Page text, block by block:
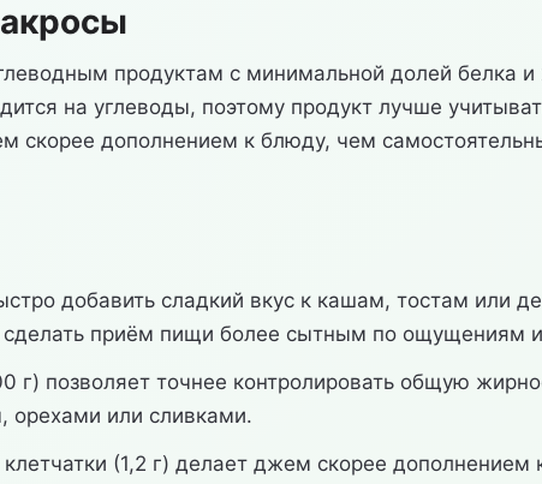
продуктам с минимальной долей белка
на углеводы, поэтому продукт лучше
скорее дополнением к блюду, чем
добавить сладкий вкус к кашам, тостам или
приём пищи более сытным по ощущениям
г) позволяет точнее контролировать общую
орехами или сливками.
(1,2 г) делает джем скорее